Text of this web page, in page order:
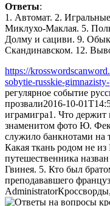
Ответы:
1. Автомат. 2.
Миклухо-Маклая. 5.
Долму и сациви. 9.
Скандинавском. 12.
https://
sobytie-russkie-
регулярное событие
прозвали2016-10-
играмигра1. Что держит
знаменитом фото Ю.
служило банкнотами на
Какая ткань родом не из
путешественника
Гвинея. 5. Кто был
преподававшего
Administrator